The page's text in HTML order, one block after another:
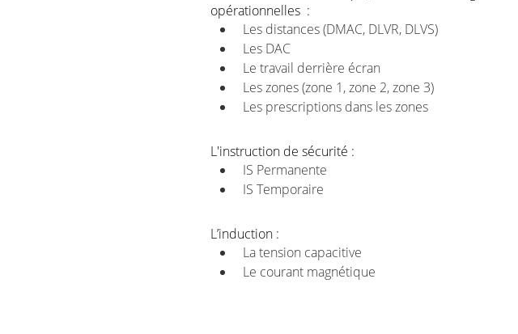
opérationnelles :
Les distances (DMAC, DLVR, DLVS)
Les DAC
Le travail derrière écran
Les zones (zone 1, zone 2, zone 3)
Les prescriptions dans les zones
L'instruction de sécurité :
IS Permanente
IS Temporaire
L’induction :
La tension capacitive
Le courant magnétique